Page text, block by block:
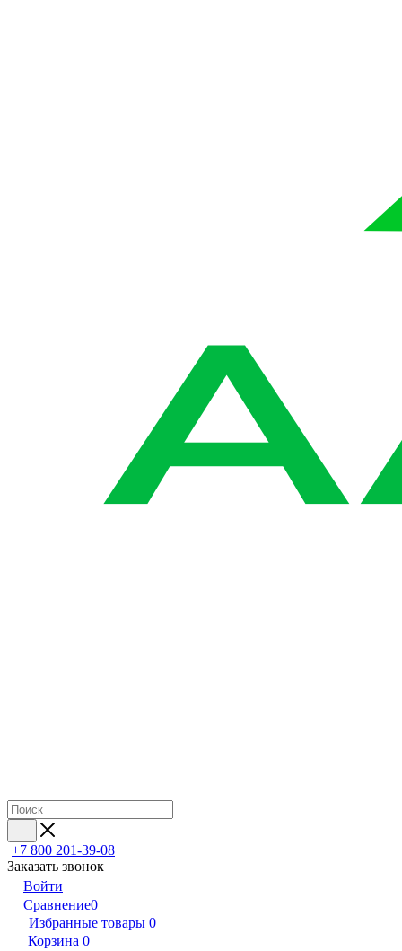
+7 800 201-39-08
Заказать звонок
Войти
Сравнение0
Избранные товары 0
Корзина 0